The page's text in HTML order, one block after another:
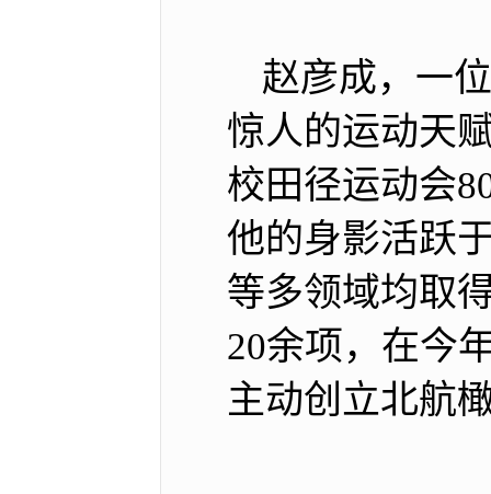
赵彦成，一
惊人的运动天
校田径运动会
他的身影活跃
等多领域均取
20余项，在今
主动创立北航